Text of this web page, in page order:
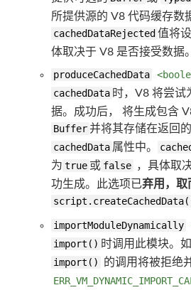
所提供源的 V8 代码缓存数
cachedDataRejected 值将
体取决于 V8 是否接受数据。
produceCachedData
cachedData 时，V8 将尝试
据。成功后， 将生成包含
Buffer并将其存储在返回的
cachedData 属性中。
为 true 或 false ，具体取
功生成。此选项已弃用，取
importModuleDynamically
import() 时调用此模块。
import()
的调用将被拒绝